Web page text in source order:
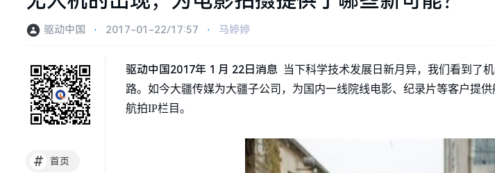
驱动中国 ⋅ 2017-01-22/17:57 ⋅ 马婷婷
# 首页
驱动中国 2017年1 月 22日消息 当下科学技术发展日新月异，我们看到了
路。如今大疆传媒为大疆子公司，为国内一线院线电影、纪录片等客户提
航拍IP栏目。